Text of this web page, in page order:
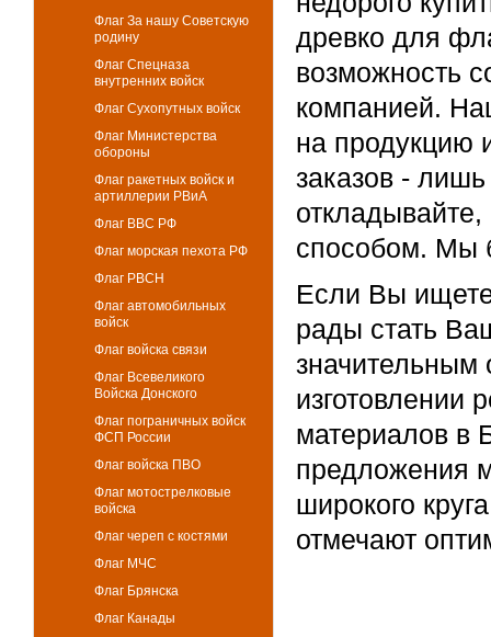
Флаг За нашу Советскую
родину
Флаг Спецназа
внутренних войск
Флаг Сухопутных войск
Флаг Министерства
обороны
Флаг ракетных войск и
артиллерии РВиА
Флаг ВВС РФ
Флаг морская пехота РФ
Флаг РВСН
Флаг автомобильных
войск
Флаг войска связи
Флаг Всевеликого
Войска Донского
Флаг пограничных войск
ФСП России
Флаг войска ПВО
Флаг мотострелковые
войска
Флаг череп с костями
Флаг МЧС
Флаг Брянска
Флаг Канады
древко для
возможность
компанией.
на продукцию
заказов -
способом. Мы
Если Вы
рады стать
материалов в
предложения
широкого
отмечают